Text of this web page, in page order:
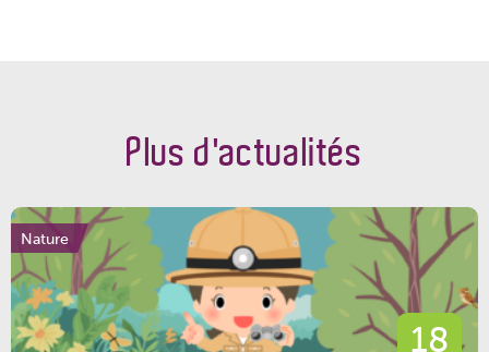
Plus d'actualités
Nature
18